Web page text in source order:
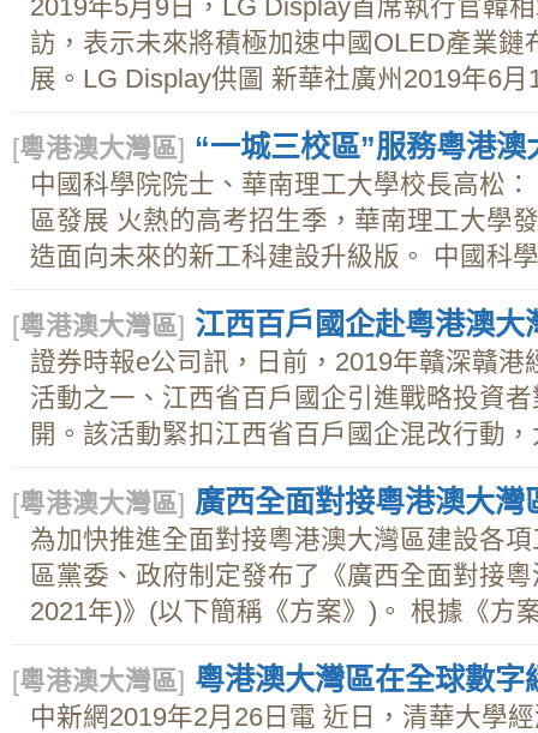
2019年5月9日，LG Display首席執行官韓
訪，表示未來將積極加速中國OLED產業鏈
展。LG Display供圖 新華社廣州2019年6
[粵港澳大灣區] “一城三校區”服務粵港澳
中國科學院院士、華南理工大學校長高松
區發展 火熱的高考招生季，華南理工大學
造面向未來的新工科建設升級版。 中國科
[粵港澳大灣區] 江西百戶國企赴粵港澳大
證券時報e公司訊，日前，2019年贛深贛
活動之一、江西省百戶國企引進戰略投資
開。該活動緊扣江西省百戶國企混改行動
[粵港澳大灣區] 廣西全面對接粵港澳大灣
為加快推進全面對接粵港澳大灣區建設各
區黨委、政府制定發布了《廣西全面對接
2021年)》(以下簡稱《方案》)。 根據《方
[粵港澳大灣區] 粵港澳大灣區在全球數字
中新網2019年2月26日電 近日，清華大學